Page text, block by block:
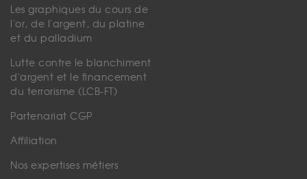
Les graphiques du cours de
l'or, de l'argent, du platine
et du palladium
Lutte contre le blanchiment
d'argent et le financement
du terrorisme (LCB-FT)
Partenariat CGP
Affiliation
Nos expertises métiers